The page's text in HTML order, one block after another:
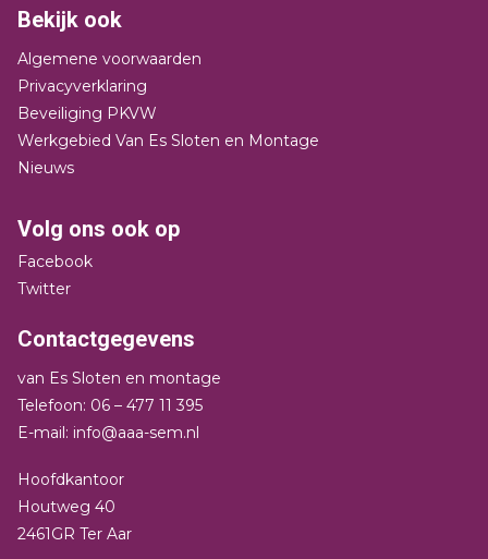
Bekijk ook
Algemene voorwaarden
Privacyverklaring
Beveiliging PKVW
Werkgebied Van Es Sloten en Montage
Nieuws
Volg ons ook op
Facebook
Twitter
Contactgegevens
van Es Sloten en montage
Telefoon: 06 – 477 11 395
E-mail: info@aaa-sem.nl
Hoofdkantoor
Houtweg 40
2461GR Ter Aar